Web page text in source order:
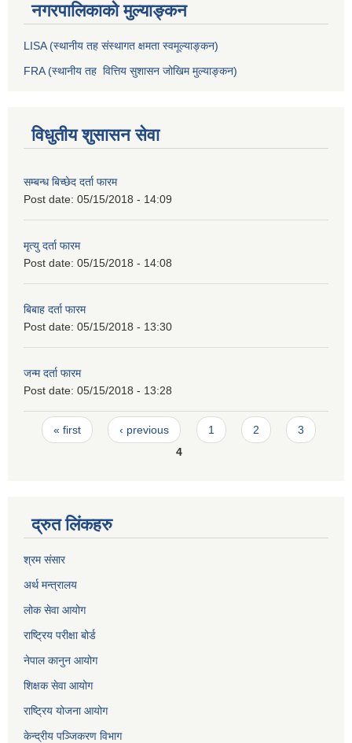
नगरपालिकाको मुल्याङ्कन
LISA (स्थानीय तह संस्थागत क्षमता स्वमूल्याङ्कन)
FRA (स्थानीय तह वित्तिय सुशासन जोखिम मुल्याङ्कन)
विधुतीय शुसासन सेवा
सम्बन्ध बिच्छेद दर्ता फारम
Post date: 05/15/2018 - 14:09
मृत्यु दर्ता फारम
Post date: 05/15/2018 - 14:08
बिबाह दर्ता फारम
Post date: 05/15/2018 - 13:30
जन्म दर्ता फारम
Post date: 05/15/2018 - 13:28
Pages
« first ‹ previous 1 2
3
4
द्रुत लिंकहरु
श्रम संसार
अर्थ मन्त्रालय
लोक सेवा आयोग
राष्ट्रिय परीक्षा बोर्ड
नेपाल कानुन आयोग
शिक्षक सेवा आयोग
राष्ट्रिय योजना आयोग
केन्द्रीय पञ्जिकरण विभाग